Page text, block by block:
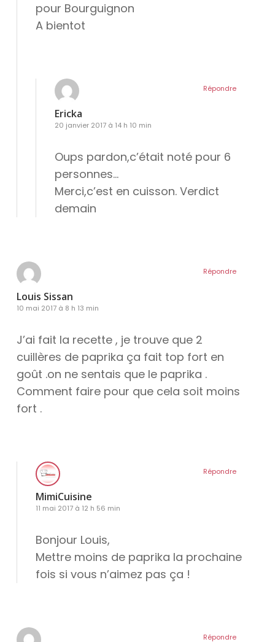
pour Bourguignon
A bientot
Ericka
20 janvier 2017 à 14 h 10 min
Oups pardon,c’était noté pour 6
personnes…
Merci,c’est en cuisson. Verdict
demain
Répondre
Louis Sissan
10 mai 2017 à 8 h 13 min
J’ai fait la recette , je trouve que 2
cuillères de paprika ça fait top fort en
goût .on ne sentais que le paprika .
Comment faire pour que cela soit moins
fort .
Répondre
MimiCuisine
11 mai 2017 à 12 h 56 min
Bonjour Louis,
Mettre moins de paprika la prochaine
fois si vous n’aimez pas ça !
Répondre
Répondre